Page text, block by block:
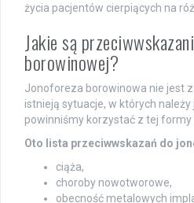
życia pacjentów cierpiących na
Jakie są
borowinowej?
Jonoforeza borowinowa nie jest
istnieją sytuacje, w których należy
powinniśmy korzystać z tej formy
Oto lista przeciwwskazań do
ciąża,
choroby nowotworowe,
obecność metalowych